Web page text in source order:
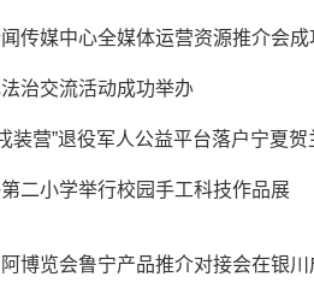
传媒中心全媒体运营资源推介会成
治交流活动成功举办
装营”退役军人公益平台落户宁夏贺
二小学举行校园手工科技作品展
博览会鲁宁产品推介对接会在银